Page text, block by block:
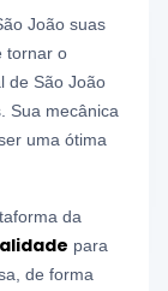
João suas
tornar o
de São João
Sua mecânica
uma ótima
da
para
de forma